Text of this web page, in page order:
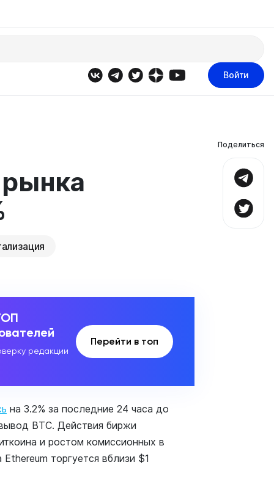
Войти
редакции
Перейти в топ
на 3.2% за последние 24 часа до
BTC. Действия биржи
и ростом комиссионных в
торгуется вблизи $1
Поделиться